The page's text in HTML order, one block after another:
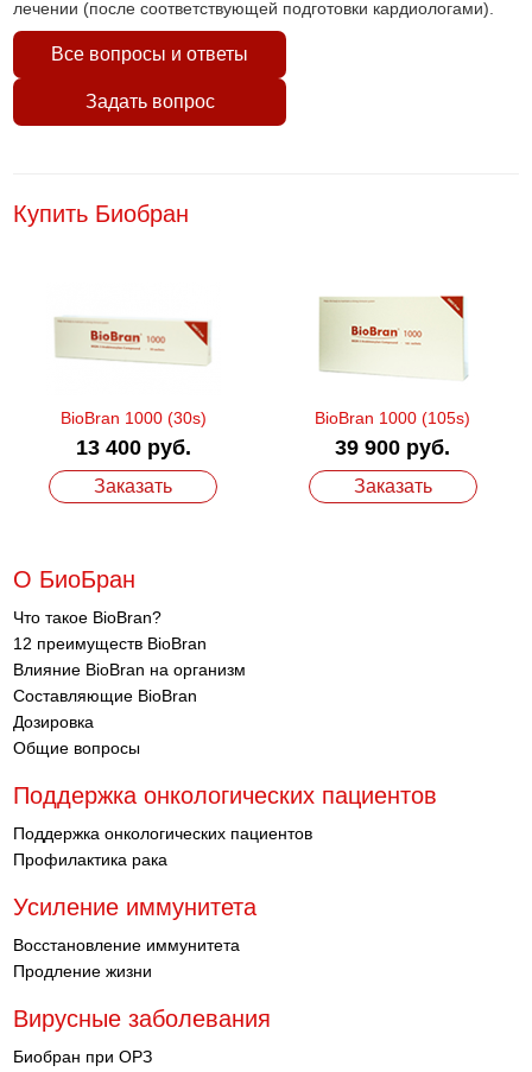
лечении (после соответствующей подготовки кардиологами).
Все вопросы и ответы
Задать вопрос
Купить Биобран
BioBran 1000 (30s)
13 400 руб.
Заказать
BioBran 1000 (105s)
39 900 руб.
Заказать
О БиоБран
Что такое BioBran?
12 преимуществ BioBran
Влияние BioBran на организм
Составляющие BioBran
Дозировка
Общие вопросы
Поддержка онкологических пациентов
Поддержка онкологических пациентов
Профилактика рака
Усиление иммунитета
Восстановление иммунитета
Продление жизни
Вирусные заболевания
Биобран при ОРЗ